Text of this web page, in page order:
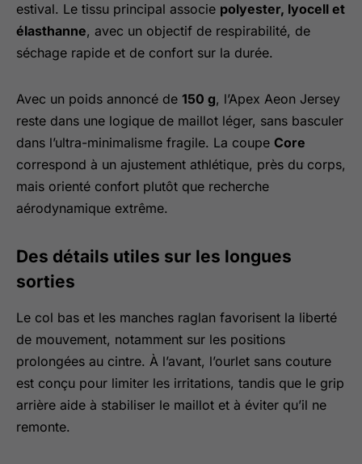
estival. Le tissu principal associe polyester, lyocell et
élasthanne, avec un objectif de respirabilité, de
séchage rapide et de confort sur la durée.
Avec un poids annoncé de 150 g, l’Apex Aeon Jersey
reste dans une logique de maillot léger, sans basculer
dans l’ultra-minimalisme fragile. La coupe Core
correspond à un ajustement athlétique, près du corps,
mais orienté confort plutôt que recherche
aérodynamique extrême.
Des détails utiles sur les longues
sorties
Le col bas et les manches raglan favorisent la liberté
de mouvement, notamment sur les positions
prolongées au cintre. À l’avant, l’ourlet sans couture
est conçu pour limiter les irritations, tandis que le grip
arrière aide à stabiliser le maillot et à éviter qu’il ne
remonte.